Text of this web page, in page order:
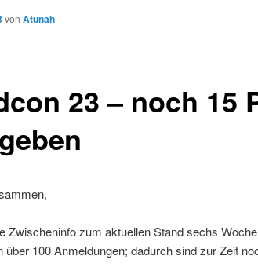
23 – noch 15
von Atunah
Zwischeninfo zum aktuellen Stand sechs
über 100 Anmeldungen; dadurch sind zur Zeit